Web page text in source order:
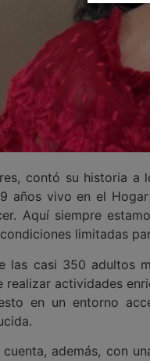
contó su historia a
años vivo en el
Aquí siempre
limitadas
las casi 350 adultos
realizar actividades
en un entorno
cuenta, además, con